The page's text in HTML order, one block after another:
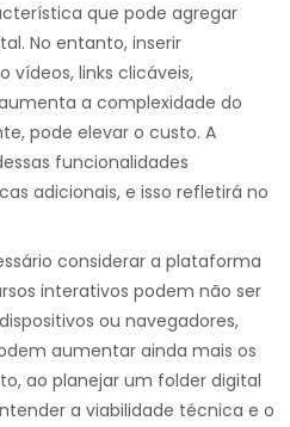
que pode agregar
No entanto, inserir
vídeos, links clicáveis,
a complexidade do
pode elevar o custo. A
funcionalidades
adicionais, e isso refletirá no
considerar a plataforma
interativos podem não ser
ou navegadores,
aumentar ainda mais os
ao planejar um folder digital
a viabilidade técnica e o